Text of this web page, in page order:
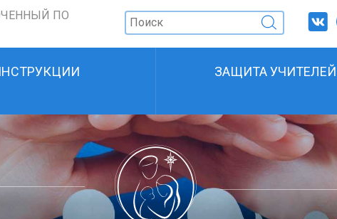
ПО
ЗАЩИТА УЧИТЕЛЕЙ